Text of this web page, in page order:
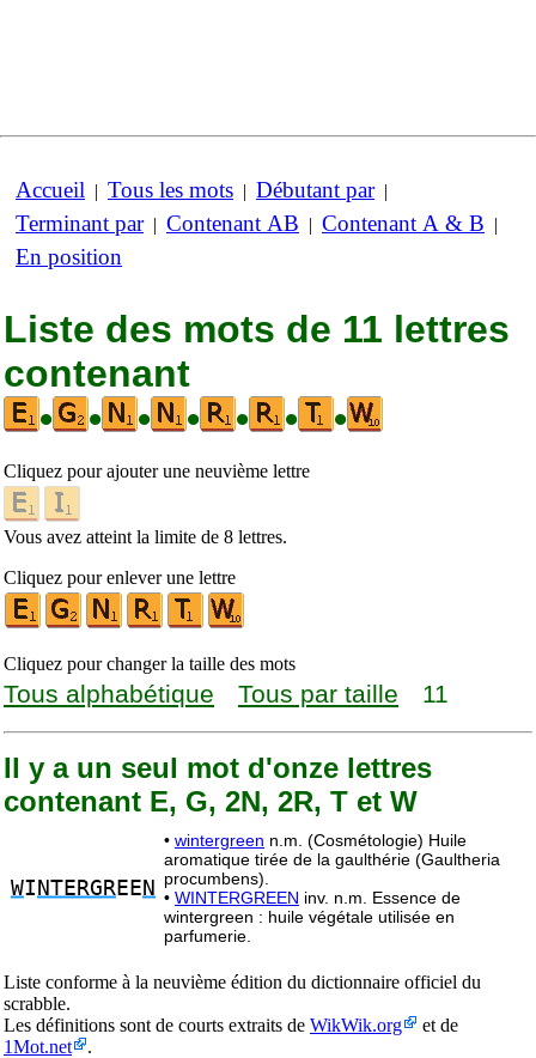
Accueil | Tous les mots | Débutant par|
Terminant par| Contenant AB | Contenant A & B |
En position
Liste des mots de 11 lettres
contenant
•
• • • • • •
Cliquez pour ajouter une neuvième lettre
Vous avez atteint la limite de 8 lettres.
Cliquez pour enlever une lettre
Cliquez pour changer la taille des mots
Tous alphabétique Tous par taille 11
Il y a un seul mot d'onze lettres
contenant E, G, 2N, 2R, T et W
WI NTERGREE N
• wintergreen n.m. (Cosmétologie) Huile
aromatique tirée de la gaulthérie (Gaultheria
procumbens).
• WINTERGREEN inv. n.m. Essence de
wintergreen : huile végétale utilisée en
parfumerie.
Liste conforme à la neuvième édition du dictionnaire officiel du
scrabble.
Les définitions sont de courts extraits de WikWik.org
et de
1Mot.net
.